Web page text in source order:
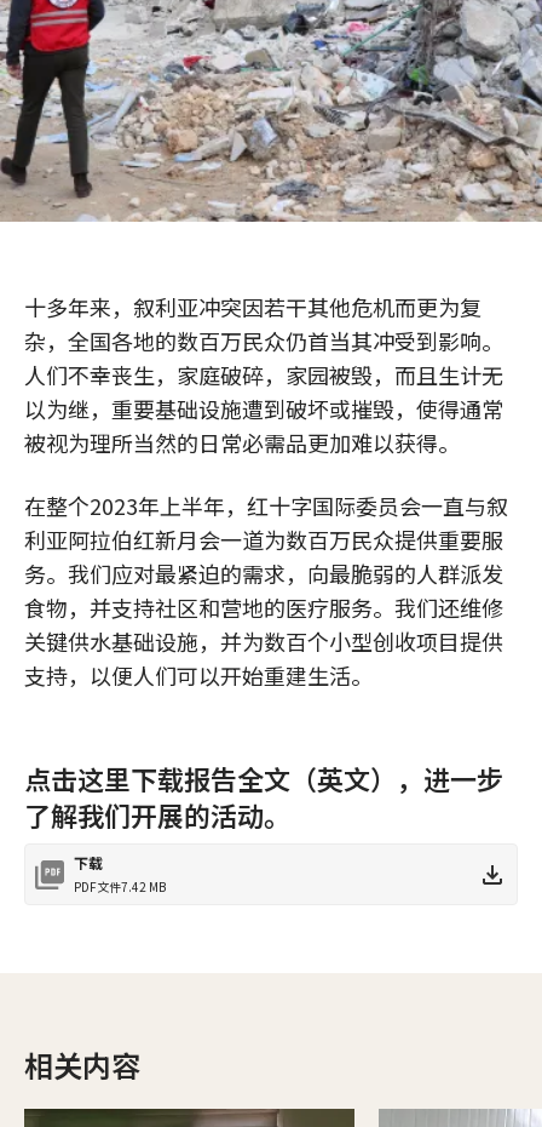
十多年来，叙利亚冲突因若干其他危机而更为复
杂，全国各地的数百万民众仍首当其冲受到影响。
人们不幸丧生，家庭破碎，家园被毁，而且生计无
以为继，重要基础设施遭到破坏或摧毁，使得通常
被视为理所当然的日常必需品更加难以获得。
在整个2023年上半年，红十字国际委员会一直与叙
利亚阿拉伯红新月会一道为数百万民众提供重要服
务。我们应对最紧迫的需求，向最脆弱的人群派发
食物，并支持社区和营地的医疗服务。我们还维修
关键供水基础设施，并为数百个小型创收项目提供
支持，以便人们可以开始重建生活。
点击这里下载报告全文（英文），进一步
了解我们开展的活动。
下载
PDF文件7.42 MB
相关内容